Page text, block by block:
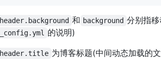
header.background 和 background 分别指
_config.yml 的说明)
header.title 为博客标题(中间动态加载的